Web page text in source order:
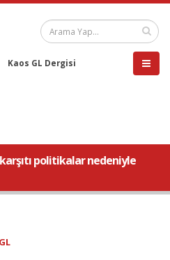
Kaos GL Dergisi
politikalar nedeniyle